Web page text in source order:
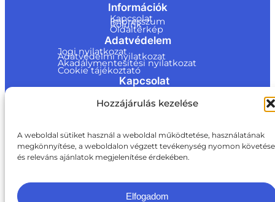
Hozzájárulás kezelése
A weboldal sütiket használ a weboldal működtetése, használatának
megkönnyítése, a weboldalon végzett tevékenység nyomon követése
és releváns ajánlatok megjelenítése érdekében.
Elfogadom
Információk
Kapcsolat
Impresszum
Rólunk
Oldaltérkép
Adatvédelem
Jogi nyilatkozat
Adatvédelmi nyilatkozat
Akadálymentesítési nyilatkozat
Cookie tájékoztató
Kapcsolat
ite@a
+36 1 217 1011